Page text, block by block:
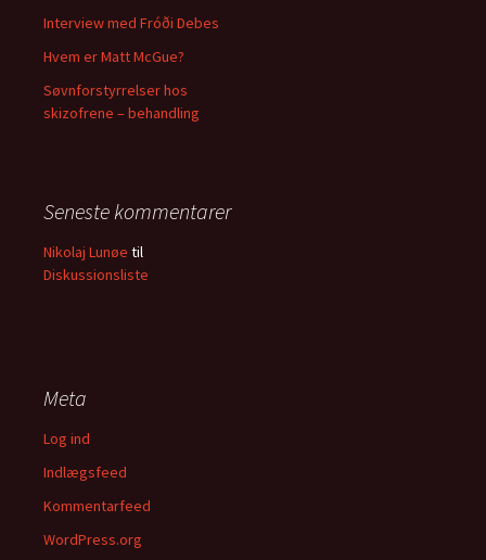
Interview med Fróði Debes
Hvem er Matt McGue?
Søvnforstyrrelser hos
skizofrene – behandling
Seneste kommentarer
Nikolaj Lunøe til
Diskussionsliste
Meta
Log ind
Indlægsfeed
Kommentarfeed
WordPress.org